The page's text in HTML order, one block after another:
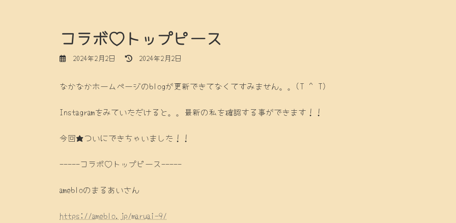
コラボ♡トップピース
2024年2月2日
最
新
時
:
2024年2月2日
なかなかホームページのblogが更新できてなくてすみません。。(T ^ T)
Instagramをみていただけると。。最新の私を確認する事ができます！！
今回★ついにできちゃいました！！
-----コラボ♡トップピース-----
amebloのまるあいさん
https://ameblo.jp/maruai-9/